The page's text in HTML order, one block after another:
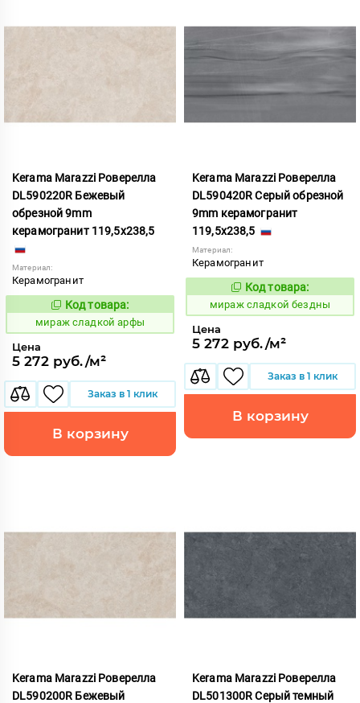
Kerama Marazzi Роверелла
DL590220R Бежевый
обрезной 9mm
керамогранит 119,5x238,5
Материал:
Керамогранит
995751
Код товара:
мираж сладкой арфы
Цена
5 272 руб./м²
Заказ в 1 клик
В корзину
Kerama Marazzi Роверелла
DL590420R Серый обрезной
9mm керамогранит
119,5x238,5
Материал:
Керамогранит
995752
Код товара:
мираж сладкой бездны
Цена
5 272 руб./м²
Заказ в 1 клик
В корзину
Kerama Marazzi Роверелла
DL590200R Бежевый
Kerama Marazzi Роверелла
DL501300R Серый темный